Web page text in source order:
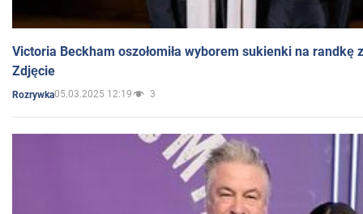
Victoria Beckham oszołomiła wyborem sukienki na randkę
Zdjęcie
Rozrywka05.03.2025 12:19 3